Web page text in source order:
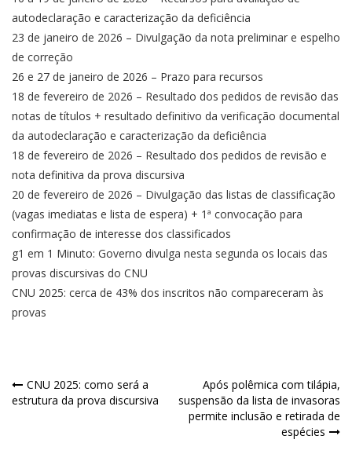
autodeclaração e caracterização da deficiência
23 de janeiro de 2026 – Divulgação da nota preliminar e espelho
de correção
26 e 27 de janeiro de 2026 – Prazo para recursos
18 de fevereiro de 2026 – Resultado dos pedidos de revisão das
notas de títulos + resultado definitivo da verificação documental
da autodeclaração e caracterização da deficiência
18 de fevereiro de 2026 – Resultado dos pedidos de revisão e
nota definitiva da prova discursiva
20 de fevereiro de 2026 – Divulgação das listas de classificação
(vagas imediatas e lista de espera) + 1ª convocação para
confirmação de interesse dos classificados
g1 em 1 Minuto: Governo divulga nesta segunda os locais das
provas discursivas do CNU
CNU 2025: cerca de 43% dos inscritos não compareceram às
provas
Navegação
CNU 2025: como será a
estrutura da prova discursiva
Após polêmica com tilápia,
suspensão da lista de invasoras
permite inclusão e retirada de
espécies